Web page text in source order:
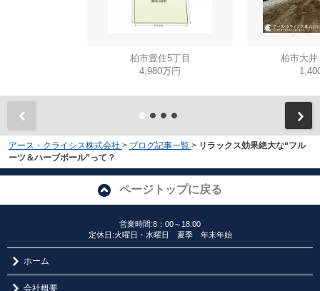
柏市豊住5丁目
4,980万円
柏市大
アース・クライシス株式会社 > ブログ記事一覧 > リラックス効果絶大な“フル
ーツ＆ハーブボール”って？
ページトップに戻る
営業時間:8：00～18:00
定休日:火曜日・水曜日 夏季 年末年始
ホーム
会社概要